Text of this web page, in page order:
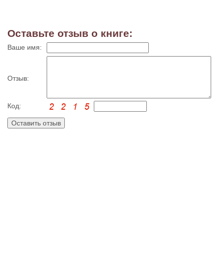
Оставьте отзыв о книге:
Ваше имя:
Отзыв:
Код: